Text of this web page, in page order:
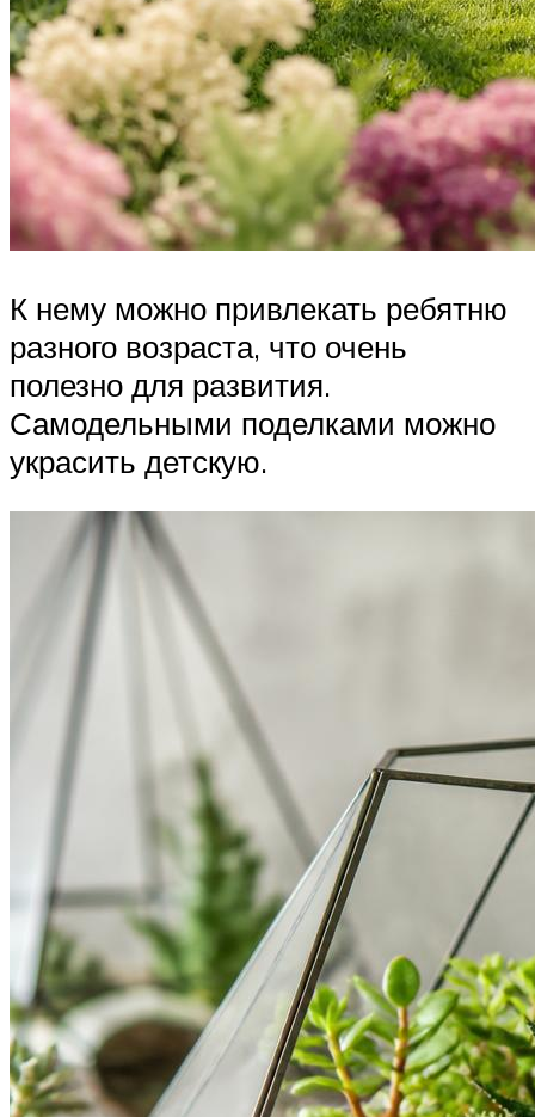
К нему можно привлекать ребятню
разного возраста, что очень
полезно для развития.
Самодельными поделками можно
украсить детскую.